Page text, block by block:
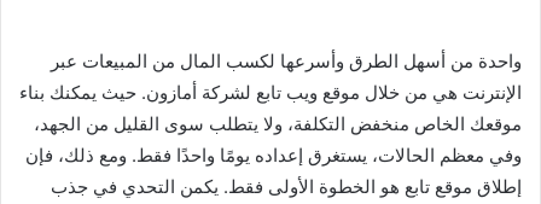
واحدة من أسهل الطرق وأسرعها لكسب المال من المبيعات عبر
الإنترنت هي من خلال موقع ويب تابع لشركة أمازون. حيث يمكنك بناء
موقعك الخاص منخفض التكلفة، ولا يتطلب سوى القليل من الجهد،
وفي معظم الحالات، يستغرق إعداده يومًا واحدًا فقط. ومع ذلك، فإن
إطلاق موقع تابع هو الخطوة الأولى فقط. يكمن التحدي في جذب